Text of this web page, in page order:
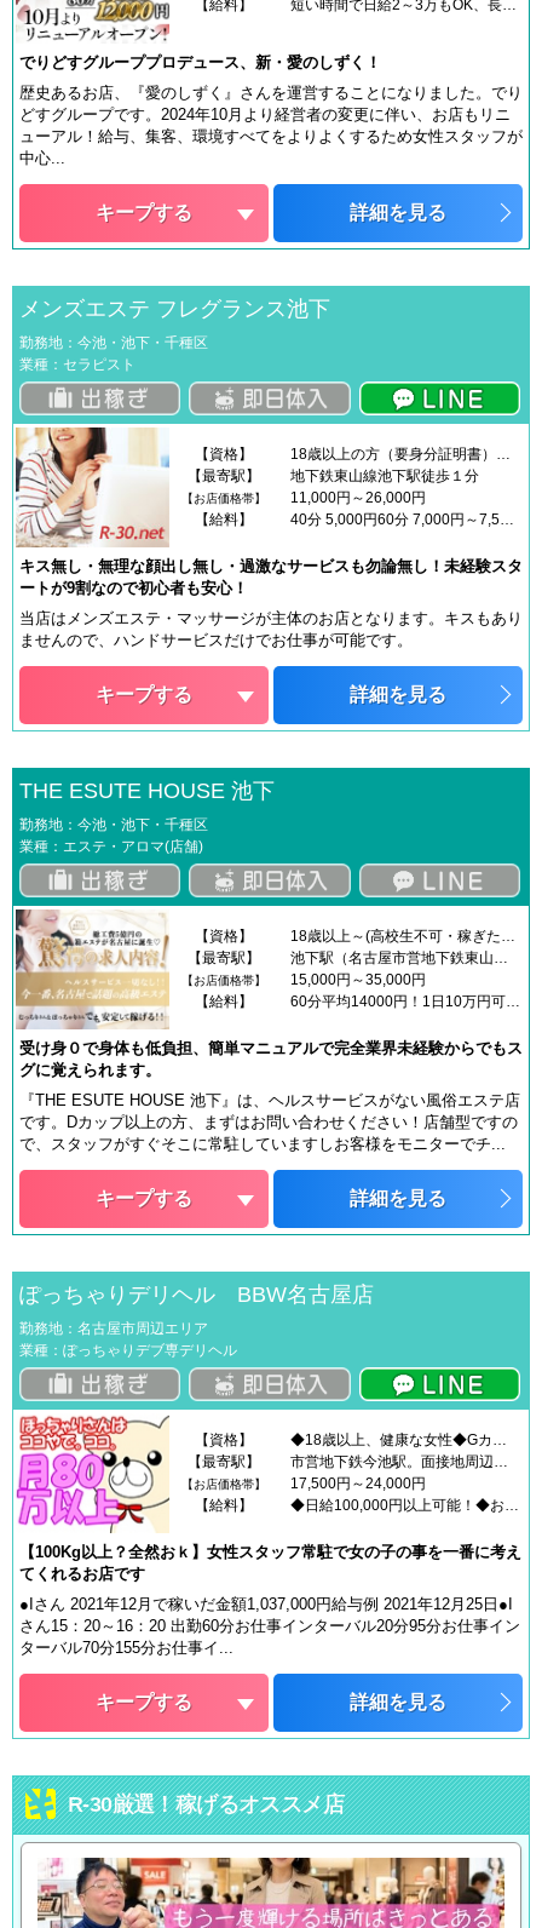
【給料】
でりどすグループプロデュース、新・愛のしずく！
歴史あるお店、『愛のしずく』さんを運営することになりました。でり
どすグループです。2024年10月より経営者の変更に伴い、お店もリニ
ューアル！給与、集客、環境すべてをよりよくするため女性スタッフが
中心...
キープする 詳細を見る
メンズエステ フレグランス池下
勤務地：今池・池下・千種区
業種：セラピスト
【資格】
【最寄駅】
地下鉄東山線池下駅徒歩１分
【お店価格帯】
11,000円～26,000円
【給料】
キス無し・無理な顔出し無し・過激なサービスも勿論無し！未経験スタ
ートが9割なので初心者も安心！
当店はメンズエステ・マッサージが主体のお店となります。キスもあり
ませんので、ハンドサービスだけでお仕事が可能です。
キープする 詳細を見る
THE ESUTE HOUSE 池下
勤務地：今池・池下・千種区
業種：エステ・アロマ(店舗)
【資格】
【最寄駅】
【お店価格帯】
15,000円～35,000円
【給料】
受け身０で身体も低負担、簡単マニュアルで完全業界未経験からでもス
グに覚えられます。
『THE ESUTE HOUSE 池下』は、ヘルスサービスがない風俗エステ店
です。Dカップ以上の方、まずはお問い合わせください！店舗型ですの
で、スタッフがすぐそこに常駐していますしお客様をモニターでチ...
キープする 詳細を見る
ぽっちゃりデリヘル BBW名古屋店
勤務地：名古屋市周辺エリア
業種：ぽっちゃりデブ専デリヘル
【資格】
【最寄駅】
【お店価格帯】
17,500円～24,000円
【給料】
【100Kg以上？全然おｋ】女性スタッフ常駐で女の子の事を一番に考え
てくれるお店です
●Iさん 2021年12月で稼いだ金額1,037,000円給与例 2021年12月25日●I
さん15：20～16：20 出勤60分お仕事インターバル20分95分お仕事イン
ターバル70分155分お仕事イ...
キープする 詳細を見る
R-30厳選！稼げるオススメ店